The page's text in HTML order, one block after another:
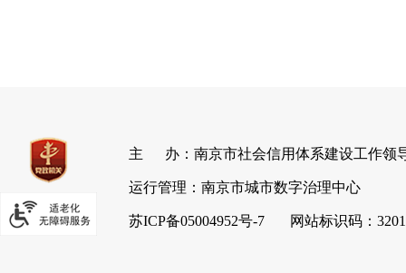
主 办：南京市社会信用体系建设工作领
运行管理：南京市城市数字治理中心
苏ICP备05004952号-7 网站标识码：